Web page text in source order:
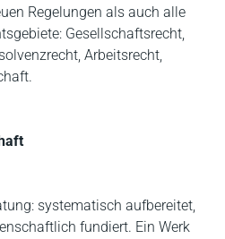
Regelungen als auch alle
Gesellschaftsrecht,
Arbeitsrecht,
systematisch aufbereitet,
fundiert. Ein Werk